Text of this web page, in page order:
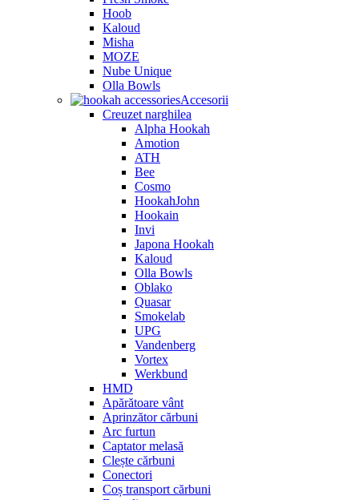
Hoob
Kaloud
Misha
MOZE
Nube Unique
Olla Bowls
Accesorii
Creuzet narghilea
Alpha Hookah
Amotion
ATH
Bee
Cosmo
HookahJohn
Hookain
Invi
Japona Hookah
Kaloud
Olla Bowls
Oblako
Quasar
Smokelab
UPG
Vandenberg
Vortex
Werkbund
HMD
Apărătoare vânt
Aprinzător cărbuni
Arc furtun
Captator melasă
Clește cărbuni
Conectori
Coș transport cărbuni